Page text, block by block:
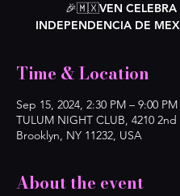
🎉🇲🇽VEN CELEBRA
INDEPENDENCIA DE
Time & Location
Sep 15, 2024, 2:30 PM – 9:00 PM
TULUM NIGHT CLUB, 4210 2nd
Brooklyn, NY 11232, USA
About the event